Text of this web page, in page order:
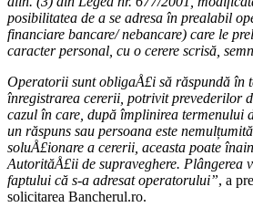
posibilitatea de a se adresa în prealabil
financiare bancare/ nebancare) care le
caracter personal, cu o cerere scrisă,
Operatorii sunt obligaÅ£i să răspundă în
înregistrarea cererii, potrivit prevederilor
cazul în care, după împlinirea termenului
un răspuns sau persoana este
soluÅ£ionare a cererii, aceasta poate
AutorităÅ£ii de supraveghere. Plângerea
faptului că s-a adresat operatorului”, a
solicitarea Bancherul.ro.